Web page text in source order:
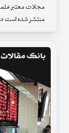
مجلات معتبر
منتشر شده است